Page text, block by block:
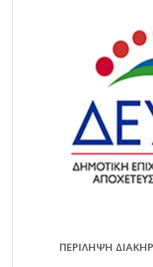
ΠΕΡΙΛΗΨΗ